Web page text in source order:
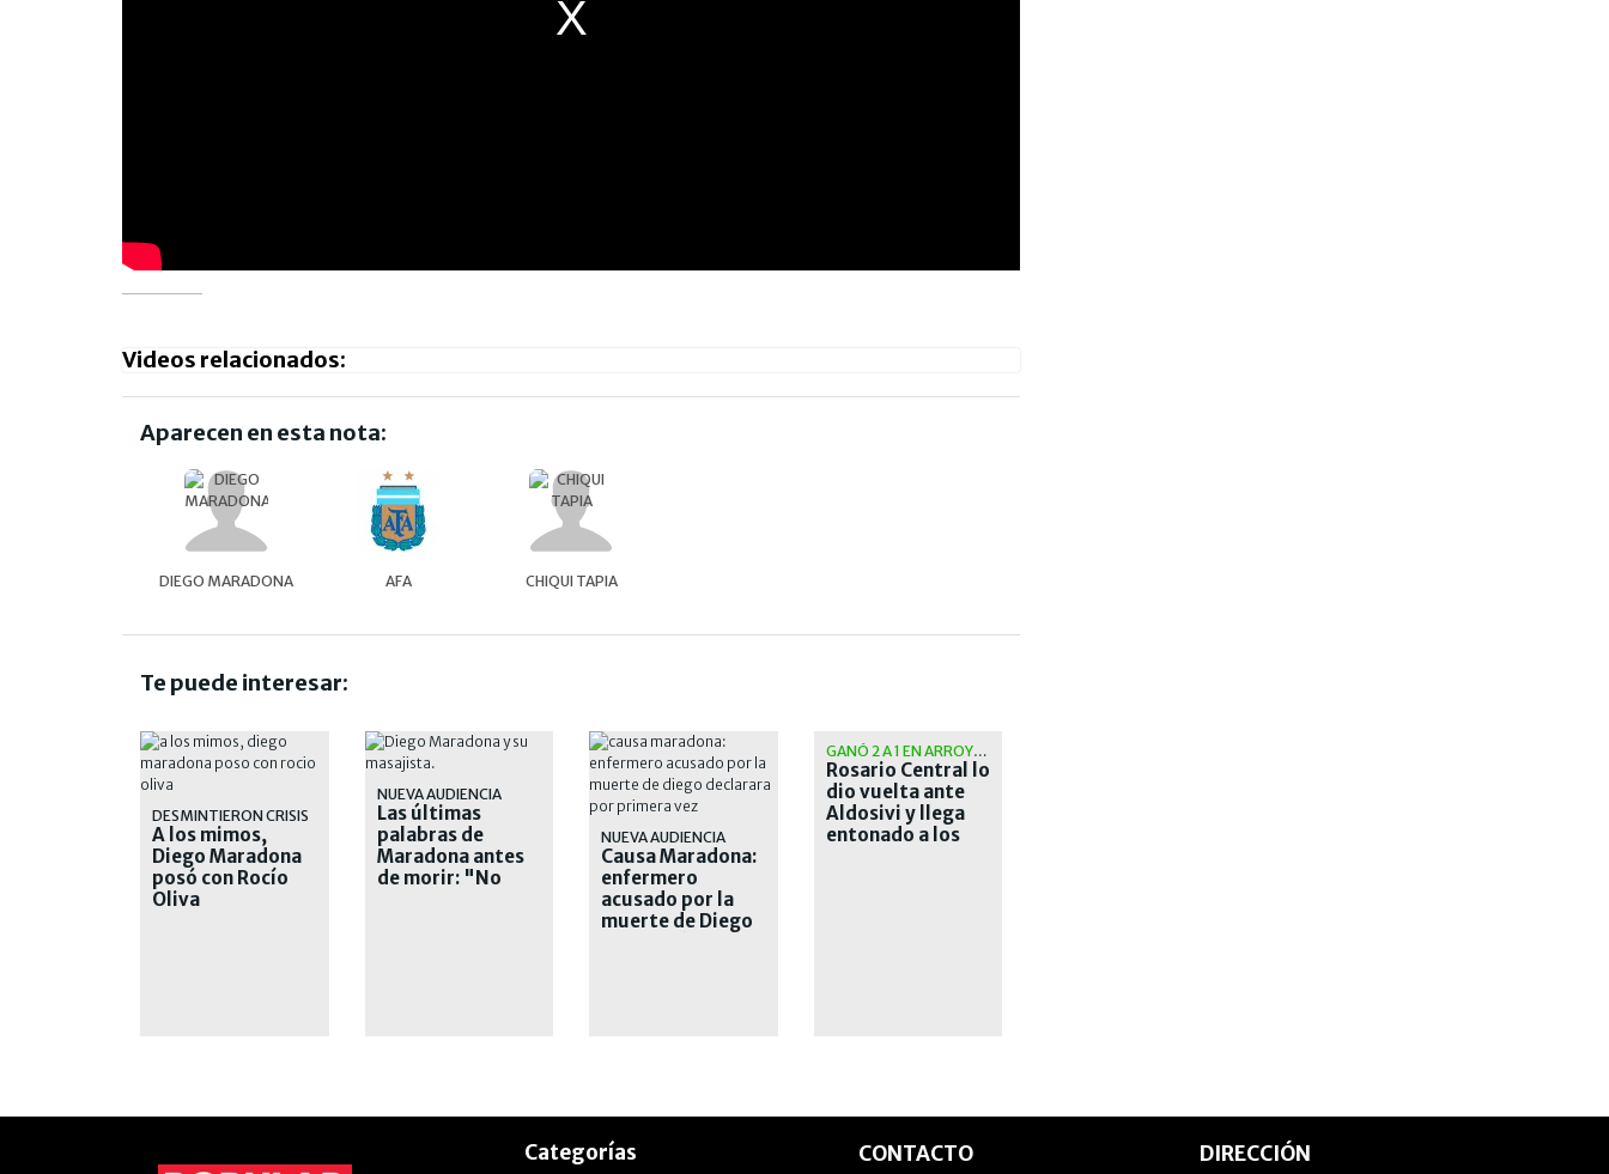
Videos relacionados:
Aparecen en esta nota:
DIEGO MARADONA AFA CHIQUI TAPIA
Te puede interesar:
DESMINTIERON CRISIS
A los mimos,
Diego Maradona
posó con Rocío
Oliva
NUEVA AUDIENCIA
Las últimas
palabras de
Maradona antes
de morir: "No
NUEVA AUDIENCIA
Causa Maradona:
enfermero
acusado por la
muerte de Diego
GANÓ 2 A 1 EN ARROYITO
Rosario Central lo
dio vuelta ante
Aldosivi y llega
entonado a los
Categorías CONTACTO DIRECCIÓN